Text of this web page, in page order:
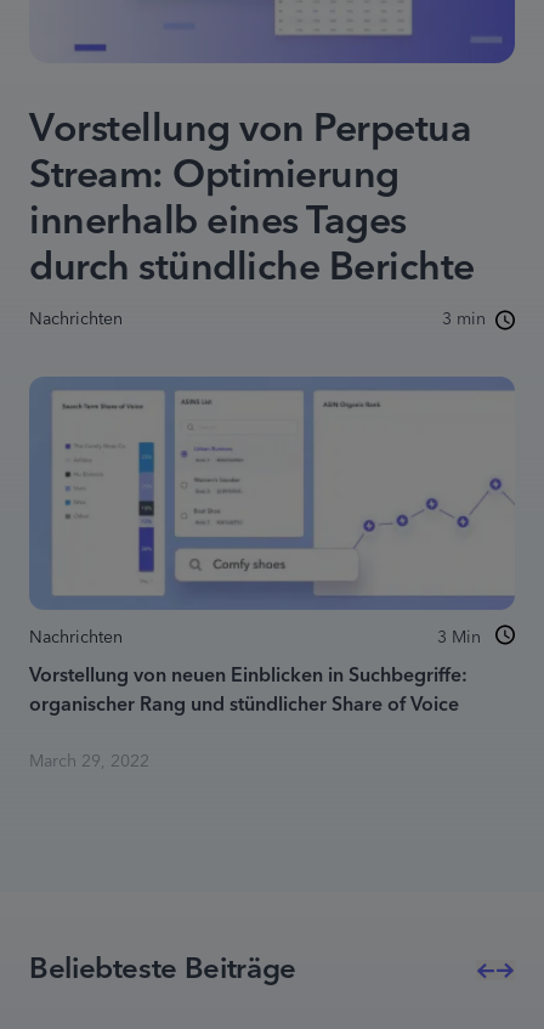
Vorstellung von Perpetua
Stream: Optimierung
innerhalb eines Tages
durch stündliche Berichte
Nachrichten 3 min
Nachrichten 3 Min
Vorstellung von neuen Einblicken in Suchbegriffe:
organischer Rang und stündlicher Share of Voice
March 29, 2022
Beliebteste Beiträge